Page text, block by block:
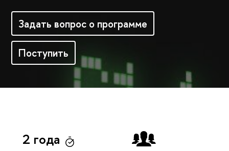
Задать вопрос о программе
Поступить
2 года